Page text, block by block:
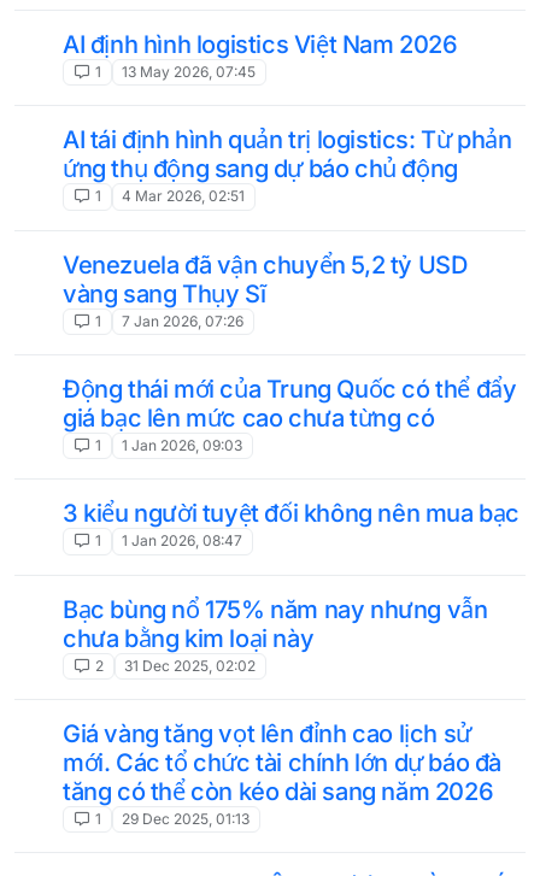
AI định hình logistics Việt Nam 2026
1 13 May 2026, 07:45
AI tái định hình quản trị logistics: Từ phản
ứng thụ động sang dự báo chủ động
1 4 Mar 2026, 02:51
Venezuela đã vận chuyển 5,2 tỷ USD
vàng sang Thụy Sĩ
1 7 Jan 2026, 07:26
Động thái mới của Trung Quốc có thể đẩy
giá bạc lên mức cao chưa từng có
1 1 Jan 2026, 09:03
3 kiểu người tuyệt đối không nên mua bạc
1 1 Jan 2026, 08:47
Bạc bùng nổ 175% năm nay nhưng vẫn
chưa bằng kim loại này
2 31 Dec 2025, 02:02
Giá vàng tăng vọt lên đỉnh cao lịch sử
mới. Các tổ chức tài chính lớn dự báo đà
tăng có thể còn kéo dài sang năm 2026
1 29 Dec 2025, 01:13